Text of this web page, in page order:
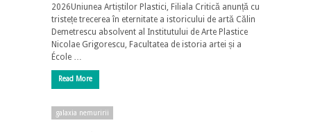
2026Uniunea Artiștilor Plastici, Filiala Critică anunță cu
tristețe trecerea în eternitate a istoricului de artă Călin
Demetrescu absolvent al Institutului de Arte Plastice
Nicolae Grigorescu, Facultatea de istoria artei și a
École …
Read More
galaxia nemuririi